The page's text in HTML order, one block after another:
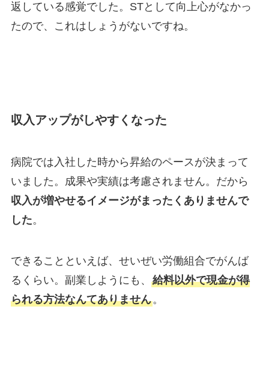
返している感覚でした。STとして向上心がなかっ
たので、これはしょうがないですね。
収入アップがしやすくなった
病院では入社した時から昇給のペースが決まって
いました。成果や実績は考慮されません。だから
収入が増やせるイメージがまったくありませんで
した。
できることといえば、せいぜい労働組合でがんば
るくらい。副業しようにも、 給料以外で現金が得
られる方法なんてありません。